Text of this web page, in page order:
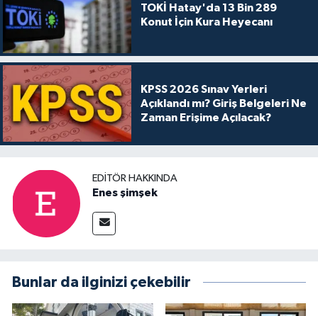
TOKİ Hatay'da 13 Bin 289
Konut İçin Kura Heyecanı
KPSS 2026 Sınav Yerleri
Açıklandı mı? Giriş Belgeleri Ne
Zaman Erişime Açılacak?
EDITÖR HAKKINDA
Enes şimşek
Bunlar da ilginizi çekebilir